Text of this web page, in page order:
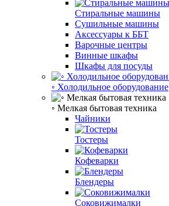
Стиральные машины
Сушильные машины
Аксессуары к ББТ
Варочные центры
Винные шкафы
Шкафы для посуды
◦ Холодильное оборудование
◦ Мелкая бытовая техника
Чайники
Тостеры
Кофеварки
Блендеры
Соковижималки